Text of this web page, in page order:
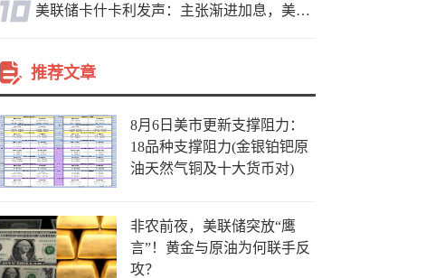
美联储卡什卡利发声：主张渐进加息，美联储内部政策分歧
推荐文章
8月6日美市更新支撑阻力：
18品种支撑阻力(金银铂钯原
油天然气铜及十大货币对)
非农前夜，美联储突放“鹰
言”！黄金与原油为何联手反
攻？